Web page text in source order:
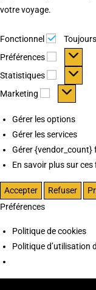
votre voyage.
Fonctionnel
Préférences
Statistiques
Marketing Marketing
Gérer les options
Gérer les services
Gérer {vendor_count}
En savoir plus sur
Accepter Refuser
Préférences
Politique de cookies
Politique d’utilisation